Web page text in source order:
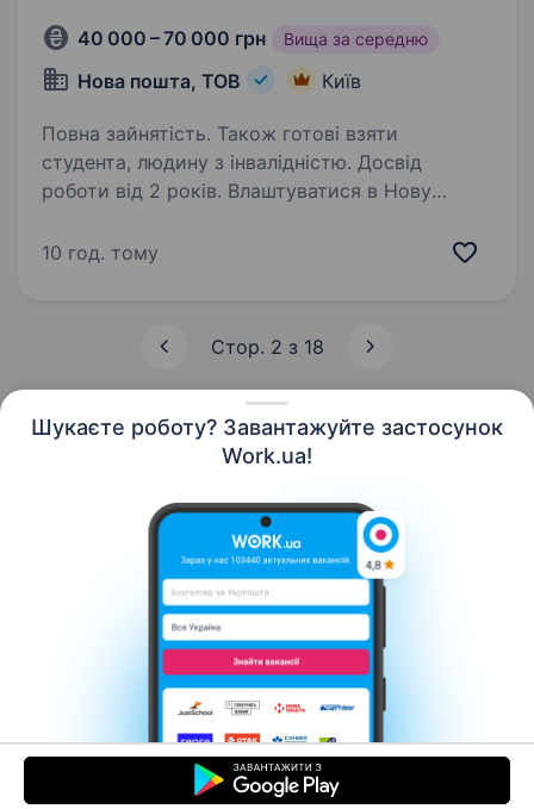
Шукаєте роботу? Завантажуйте застосунок
Work.ua!
40 000 – 70 000 грн Вища за середню
Нова пошта, ТОВ Київ
Повна зайнятість. Також готові взяти
студента, людину з інвалідністю. Досвід
роботи від 2 років. Влаштуватися в Нову
разом з посилками радість, допомогу
катаєшся у знайомому районі, без зайвого…
10 год. тому
Стор. 2 з 18
Контакти Про нас
Кар’єра
Допомога Умови використання